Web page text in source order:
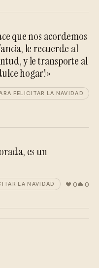
que nos acordemos
le recuerde al
y le transporte al
hogar!»
FELICITAR LA NAVIDAD
es un
LA NAVIDAD 0 0